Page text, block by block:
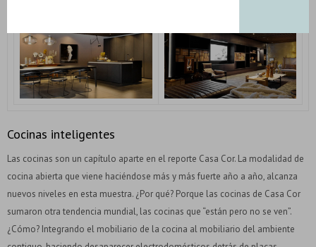
Cocinas inteligentes
Las cocinas son un capítulo aparte en el reporte Casa Cor. La modalidad de
cocina abierta que viene haciéndose más y más fuerte año a año, alcanza
nuevos niveles en esta muestra. ¿Por qué? Porque las cocinas de Casa Cor
sumaron otra tendencia mundial, las cocinas que “están pero no se ven”.
¿Cómo? Integrando el mobiliario de la cocina al mobiliario del ambiente